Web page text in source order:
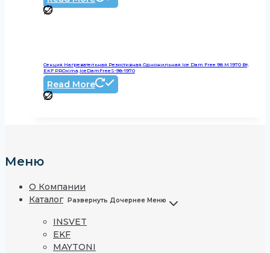
Секция Нагревательная Резистивная Одножильная Ice Dam Free 98 М 1970 Вт,
EKF PROxima,IceDamFreeS-98-1970
Read More
Меню
О Компании
Каталог Развернуть Дочернее Меню
INSVET
EKF
MAYTONI